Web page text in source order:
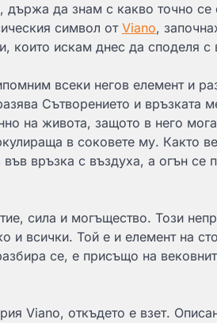
държа да знам с какво точно
символ от Viano,
които искам днес да споделя с
всеки негов елемент и
Сътворението и връзката
на живота, защото в него
в соковете му. Както
връзка с въздуха, а огън се
сила и могъщество. Този
и всички. Той е и елемент на
се, е присъщо на
Viano, откъдето е взет.